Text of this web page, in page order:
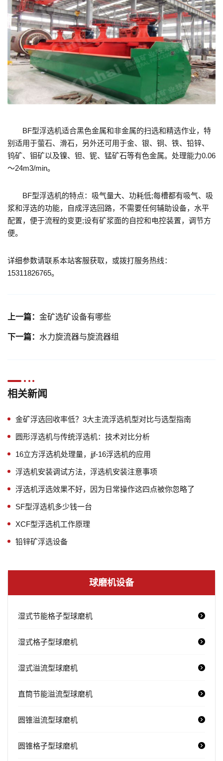
BF型浮选机适合黑色金属和非金属的扫选和精选作业，特
别适用于萤石、滑石，另外还可用于金、银、铜、铁、铅锌、
钨矿、钼矿以及镍、钽、铌、锰矿石等有色金属。处理能力0.06
～24m3/min。
BF型浮选机的特点：吸气量大、功耗低;每槽都有吸气、吸
浆和浮选的功能，自成浮选回路，不需要任何辅助设备，水平
配置，便于流程的变更;设有矿浆面的自控和电控装置，调节方
便。
详细参数请联系本站客服获取，或拨打服务热线：
15311826765。
上一篇： 金矿选矿设备有哪些
下一篇： 水力旋流器与旋流器组
相关新闻
金矿浮选回收率低？3大主流浮选机型对比与选型指南
圆形浮选机与传统浮选机：技术对比分析
16立方浮选机处理量，jjf-16浮选机的应用
浮选机安装调试方法，浮选机安装注意事项
浮选机浮选效果不好，因为日常操作这四点被你忽略了
SF型浮选机多少钱一台
XCF型浮选机工作原理
铅锌矿浮选设备
球磨机设备
湿式节能格子型球磨机
湿式格子型球磨机
湿式溢流型球磨机
直筒节能溢流型球磨机
圆锥溢流型球磨机
圆锥格子型球磨机